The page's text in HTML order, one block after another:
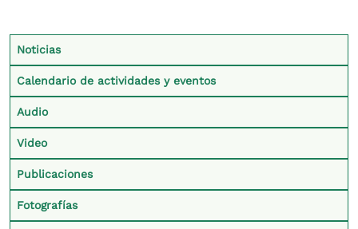
Contexto Prensa
Noticias
Calendario de actividades y eventos
Audio
Video
Publicaciones
Fotografías